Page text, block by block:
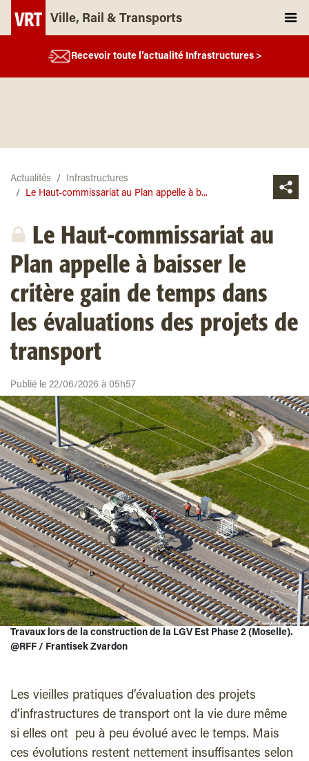
Ville, Rail & Transports
Recevoir toute l’actualité Infrastructures >
Actualités
Infrastructures
Le Haut-commissariat au Plan appelle à b...
Le Haut-commissariat au
Plan appelle à baisser le
critère gain de temps dans
les évaluations des projets de
transport
Publié le 22/06/2026 à 05h57
Travaux lors de la construction de la LGV Est Phase 2 (Moselle).
@RFF / Frantisek Zvardon
Les vieilles pratiques d’évaluation des projets
d’infrastructures de transport ont la vie dure même
si elles ont peu à peu évolué avec le temps. Mais
ces évolutions restent nettement insuffisantes selon